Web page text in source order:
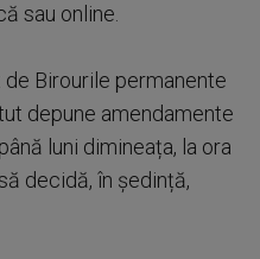
sau online.
Birourile permanente
depune amendamente
luni dimineața, la ora
decidă, în ședință,